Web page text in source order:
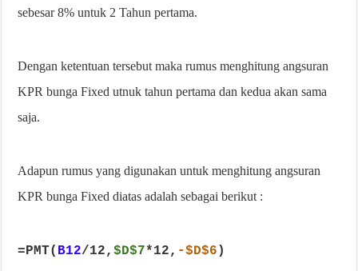
sebesar 8% untuk 2 Tahun pertama.
Dengan ketentuan tersebut maka rumus menghitung angsuran
KPR bunga Fixed utnuk tahun pertama dan kedua akan sama
saja.
Adapun rumus yang digunakan untuk menghitung angsuran
KPR bunga Fixed diatas adalah sebagai berikut :
=PMT( B12/12,$D$7*12, -$D$6 )